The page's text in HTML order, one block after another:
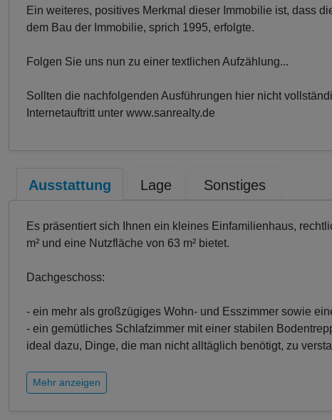
Ein weiteres, positives Merkmal dieser Immobilie ist, dass
dem Bau der Immobilie, sprich 1995, erfolgte.
Folgen Sie uns nun zu einer textlichen Aufzählung...
Sollten die nachfolgenden Ausführungen hier nicht
Internetauftritt unter www.sanrealty.de
Ausstattung Lage Sonstiges
Es präsentiert sich Ihnen ein kleines Einfamilienhaus,
m² und eine Nutzfläche von 63 m² bietet.
Dachgeschoss:
- ein mehr als großzügiges Wohn- und Esszimmer sowie
- ein gemütliches Schlafzimmer mit einer stabilen
ideal dazu, Dinge, die man nicht alltäglich benötigt, zu
Mehr anzeigen